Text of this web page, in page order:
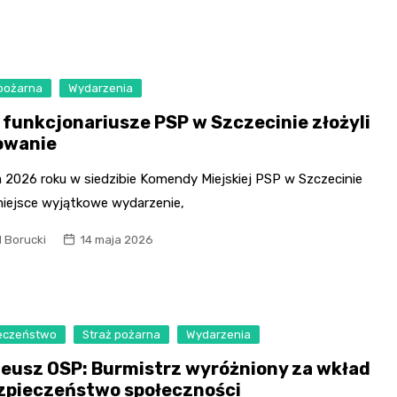
Wydarzenia
funkcjonariusze PSP w Szczecinie złożyli
2026 roku w siedzibie Komendy Miejskiej PSP w Szczecinie
wyjątkowe wydarzenie,
Borucki 14 maja 2026
Straż pożarna Wydarzenia
OSP: Burmistrz wyróżniony za wkład
społeczności